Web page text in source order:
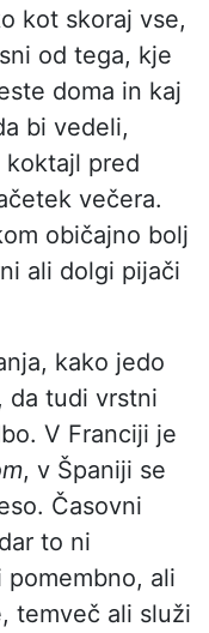
kot skoraj vse,
od tega, kje
doma in kaj
bi vedeli,
koktajl pred
večera.
običajno bolj
ali dolgi pijači
kako jedo
da tudi vrstni
V Franciji je
, v Španiji se
Časovni
to ni
pomembno, ali
temveč ali služi